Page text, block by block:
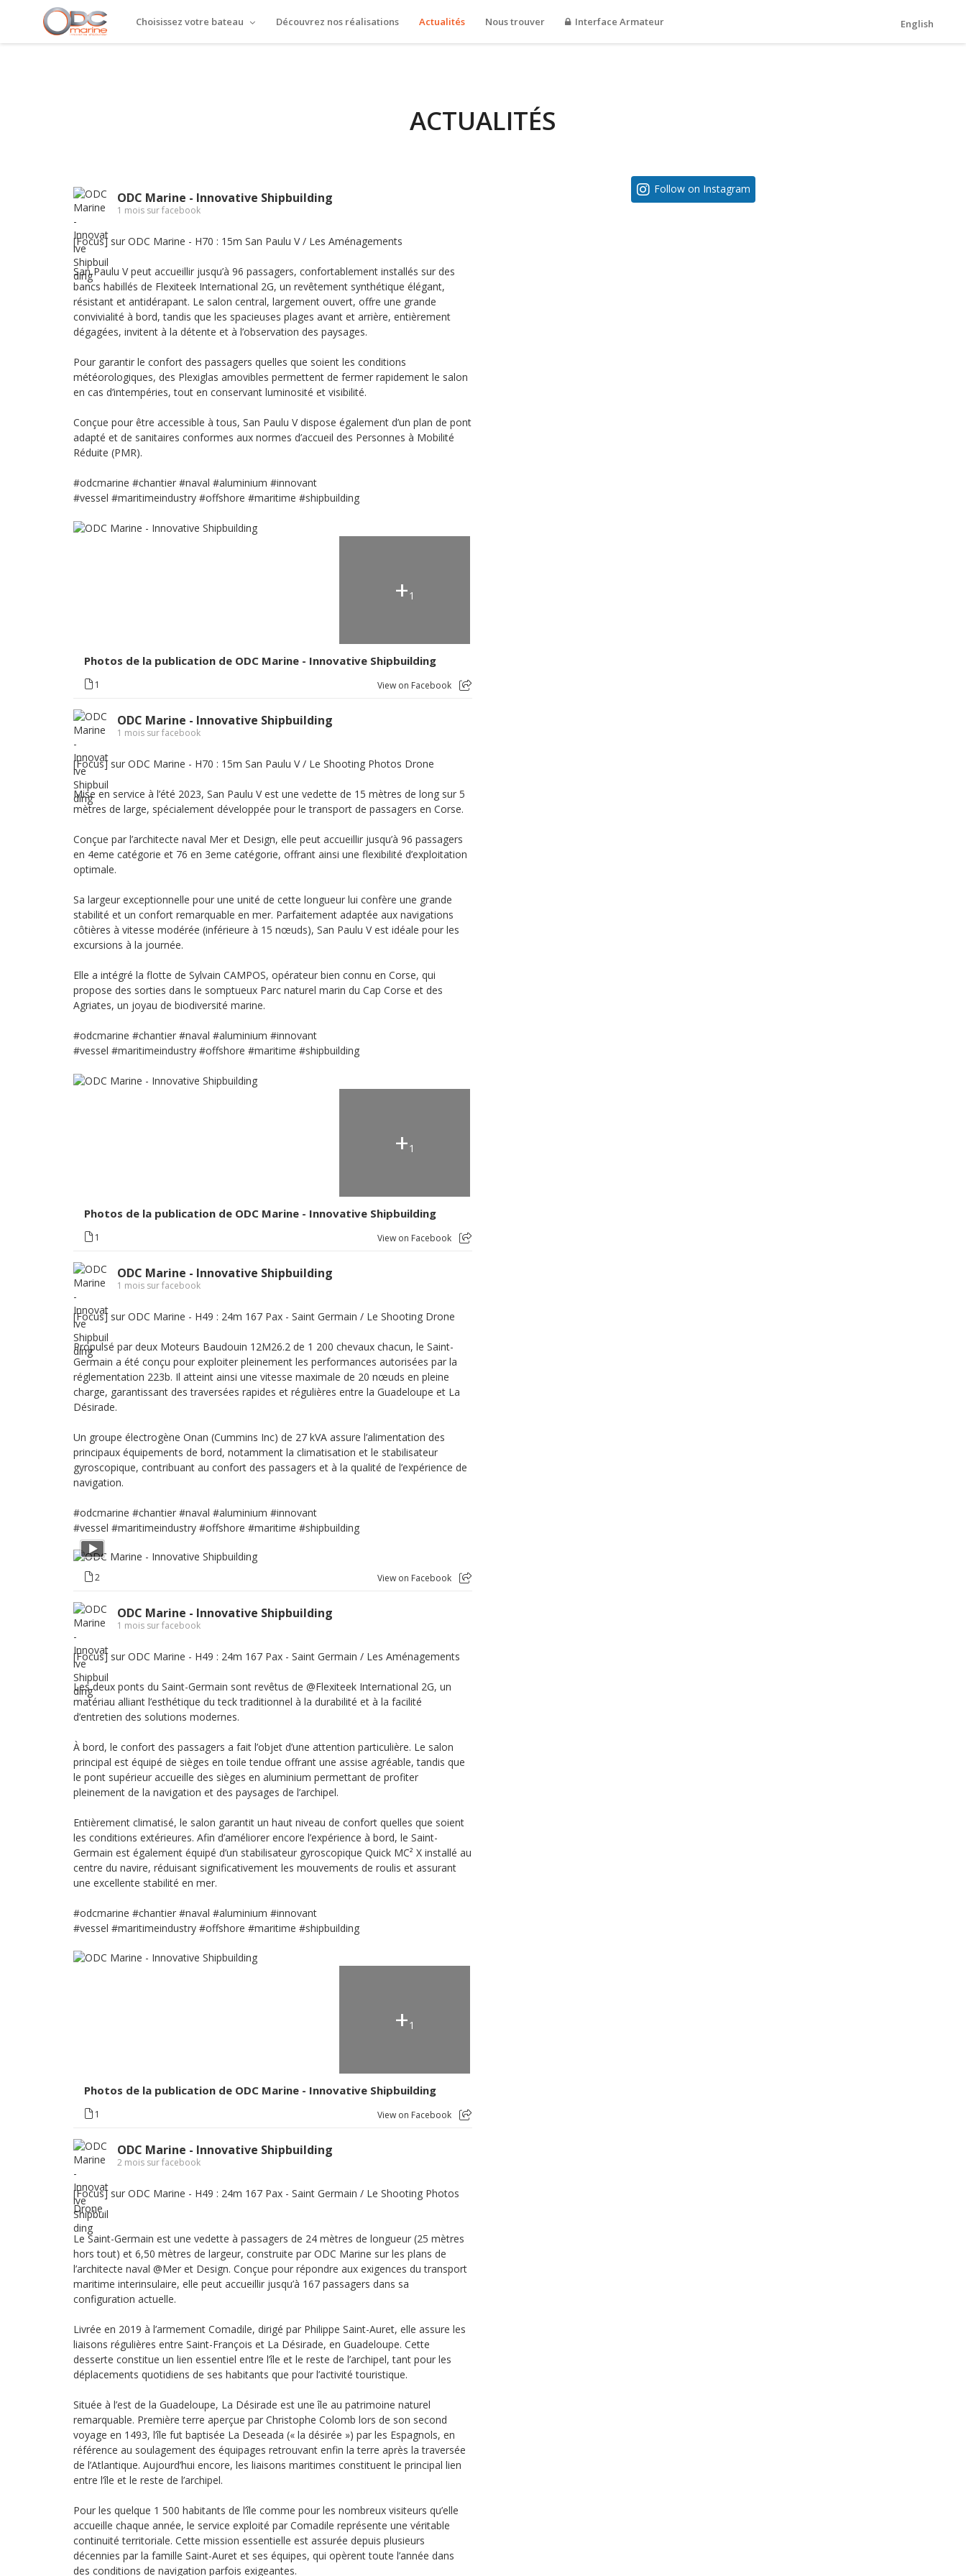
Choisissez votre bateau Découvrez nos réalisations Actualités Nous trouver Interface Armateur English
ACTUALITÉS
ODC Marine - Innovative Shipbuilding
1 mois sur facebook
[Focus] sur ODC Marine - H70 : 15m San Paulu V / Les Aménagements
San Paulu V peut accueillir jusqu’à 96 passagers, confortablement installés sur des
bancs habillés de Flexiteek International 2G, un revêtement synthétique élégant,
résistant et antidérapant. Le salon central, largement ouvert, offre une grande
convivialité à bord, tandis que les spacieuses plages avant et arrière, entièrement
dégagées, invitent à la détente et à l’observation des paysages.
Pour garantir le confort des passagers quelles que soient les conditions
météorologiques, des Plexiglas amovibles permettent de fermer rapidement le salon
en cas d’intempéries, tout en conservant luminosité et visibilité.
Conçue pour être accessible à tous, San Paulu V dispose également d’un plan de pont
adapté et de sanitaires conformes aux normes d’accueil des Personnes à Mobilité
Réduite (PMR).
#odcmarine #chantier #naval #aluminium #innovant
#vessel #maritimeindustry #offshore #maritime #shipbuilding
+1
Photos de la publication de ODC Marine - Innovative Shipbuilding
1 View on Facebook
ODC Marine - Innovative Shipbuilding
1 mois sur facebook
[Focus] sur ODC Marine - H70 : 15m San Paulu V / Le Shooting Photos Drone
Mise en service à l’été 2023, San Paulu V est une vedette de 15 mètres de long sur 5
mètres de large, spécialement développée pour le transport de passagers en Corse.
Conçue par l’architecte naval Mer et Design, elle peut accueillir jusqu’à 96 passagers
en 4eme catégorie et 76 en 3eme catégorie, offrant ainsi une flexibilité d’exploitation
optimale.
Sa largeur exceptionnelle pour une unité de cette longueur lui confère une grande
stabilité et un confort remarquable en mer. Parfaitement adaptée aux navigations
côtières à vitesse modérée (inférieure à 15 nœuds), San Paulu V est idéale pour les
excursions à la journée.
Elle a intégré la flotte de Sylvain CAMPOS, opérateur bien connu en Corse, qui
propose des sorties dans le somptueux Parc naturel marin du Cap Corse et des
Agriates, un joyau de biodiversité marine.
#odcmarine #chantier #naval #aluminium #innovant
#vessel #maritimeindustry #offshore #maritime #shipbuilding
+1
Photos de la publication de ODC Marine - Innovative Shipbuilding
1 View on Facebook
ODC Marine - Innovative Shipbuilding
1 mois sur facebook
[Focus] sur ODC Marine - H49 : 24m 167 Pax - Saint Germain / Le Shooting Drone
Propulsé par deux Moteurs Baudouin 12M26.2 de 1 200 chevaux chacun, le Saint-
Germain a été conçu pour exploiter pleinement les performances autorisées par la
réglementation 223b. Il atteint ainsi une vitesse maximale de 20 nœuds en pleine
charge, garantissant des traversées rapides et régulières entre la Guadeloupe et La
Désirade.
Un groupe électrogène Onan (Cummins Inc) de 27 kVA assure l’alimentation des
principaux équipements de bord, notamment la climatisation et le stabilisateur
gyroscopique, contribuant au confort des passagers et à la qualité de l’expérience de
navigation.
#odcmarine #chantier #naval #aluminium #innovant
#vessel #maritimeindustry #offshore #maritime #shipbuilding
2 View on Facebook
ODC Marine - Innovative Shipbuilding
1 mois sur facebook
[Focus] sur ODC Marine - H49 : 24m 167 Pax - Saint Germain / Les Aménagements
Les deux ponts du Saint-Germain sont revêtus de @Flexiteek International 2G, un
matériau alliant l’esthétique du teck traditionnel à la durabilité et à la facilité
d’entretien des solutions modernes.
À bord, le confort des passagers a fait l’objet d’une attention particulière. Le salon
principal est équipé de sièges en toile tendue offrant une assise agréable, tandis que
le pont supérieur accueille des sièges en aluminium permettant de profiter
pleinement de la navigation et des paysages de l’archipel.
Entièrement climatisé, le salon garantit un haut niveau de confort quelles que soient
les conditions extérieures. Afin d’améliorer encore l’expérience à bord, le Saint-
Germain est également équipé d’un stabilisateur gyroscopique Quick MC² X installé au
centre du navire, réduisant significativement les mouvements de roulis et assurant
une excellente stabilité en mer.
#odcmarine #chantier #naval #aluminium #innovant
#vessel #maritimeindustry #offshore #maritime #shipbuilding
+1
Photos de la publication de ODC Marine - Innovative Shipbuilding
1 View on Facebook
ODC Marine - Innovative Shipbuilding
2 mois sur facebook
[Focus] sur ODC Marine - H49 : 24m 167 Pax - Saint Germain / Le Shooting Photos
Drone
Le Saint-Germain est une vedette à passagers de 24 mètres de longueur (25 mètres
hors tout) et 6,50 mètres de largeur, construite par ODC Marine sur les plans de
l’architecte naval @Mer et Design. Conçue pour répondre aux exigences du transport
maritime interinsulaire, elle peut accueillir jusqu’à 167 passagers dans sa
configuration actuelle.
Livrée en 2019 à l’armement Comadile, dirigé par Philippe Saint-Auret, elle assure les
liaisons régulières entre Saint-François et La Désirade, en Guadeloupe. Cette
desserte constitue un lien essentiel entre l’île et le reste de l’archipel, tant pour les
déplacements quotidiens de ses habitants que pour l’activité touristique.
Située à l’est de la Guadeloupe, La Désirade est une île au patrimoine naturel
remarquable. Première terre aperçue par Christophe Colomb lors de son second
voyage en 1493, l’île fut baptisée La Deseada (« la désirée ») par les Espagnols, en
référence au soulagement des équipages retrouvant enfin la terre après la traversée
de l’Atlantique. Aujourd’hui encore, les liaisons maritimes constituent le principal lien
entre l’île et le reste de l’archipel.
Pour les quelque 1 500 habitants de l’île comme pour les nombreux visiteurs qu’elle
accueille chaque année, le service exploité par Comadile représente une véritable
continuité territoriale. Cette mission essentielle est assurée depuis plusieurs
décennies par la famille Saint-Auret et ses équipes, qui opèrent toute l’année dans
des conditions de navigation parfois exigeantes.
Follow on Instagram